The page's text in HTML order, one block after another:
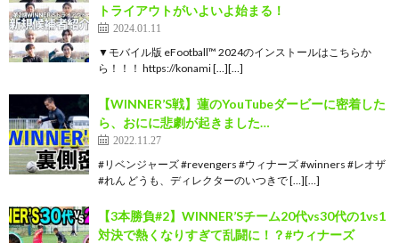
トライアウトがいよいよ始まる！
2024.01.11
▼モバイル版 eFootball™ 2024のインストールはこちらか
ら！！！ https://konami […][…]
【WINNER’S戦】蓮のYouTubeダービーに密着した
ら、おにに悲劇が起きました…
2022.11.27
#リベンジャーズ #revengers #ウィナーズ #winners #レオザ
#れん どうも、ディレクターのいつきで […][…]
【3本勝負#2】WINNER’Sチーム20代vs30代の1vs1
対決で熱くなりすぎて乱闘に！？#ウィナーズ